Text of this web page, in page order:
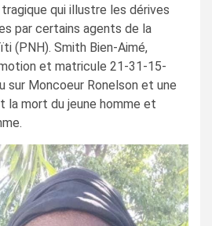
qui illustre les dérives
par certains agents de la
(PNH). Smith Bien-Aimé,
et matricule 21-31-15-
sur Moncoeur Ronelson et une
la mort du jeune homme et